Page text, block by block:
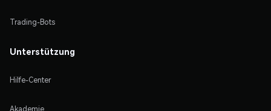
Trading-Bots
Unterstützung
Hilfe-Center
Akademie